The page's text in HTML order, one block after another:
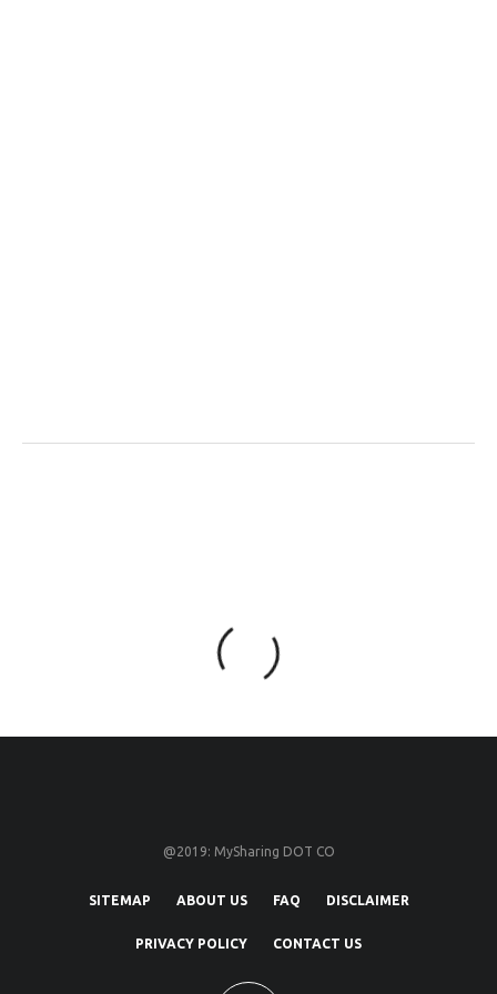
@2019: MySharing DOT CO
SITEMAP ABOUT US FAQ DISCLAIMER
PRIVACY POLICY CONTACT US